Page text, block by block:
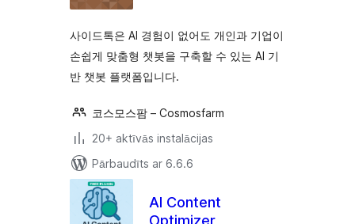
사이드톡은 AI 경험이 없어도 개인과 기업이
손쉽게 맞춤형 챗봇을 구축할 수 있는 AI 기
반 챗봇 플랫폼입니다.
코스모스팜 – Cosmosfarm
20+ aktīvās instalācijas
Pārbaudīts ar 6.6.6
AI Content
Optimizer